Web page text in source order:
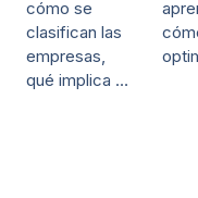
cómo se
clasifican las
empresas,
qué implica …